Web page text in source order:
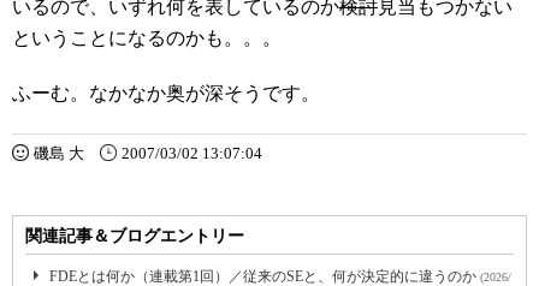
いるので、いずれ何を表しているのか検討見当もつかない
ということになるのかも。。。
ふーむ。なかなか奥が深そうです。
磯島 大 2007/03/02 13:07:04
関連記事＆ブログエントリー
FDEとは何か（連載第1回）／従来のSEと、何が決定的に違うのか (2026/